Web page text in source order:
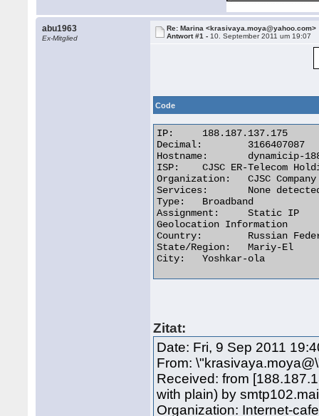
abu1963
Ex-Mitglied
Re: Marina <krasivaya.moya@yahoo.com>
Antwort #1 - 10. September 2011 um 19:07
Code
IP:	188.187.137.175
Decimal:	3166407087
Hostname:	dynamicip-188-187-137-175.pppoe.yola.ertelecom.ru
ISP:	CJSC ER-Telecom Holding
Organization:	CJSC Company ER-Telecom Yoshkar-Ola
Services:	None detected
Type:	Broadband
Assignment:	Static IP
Geolocation Information
Country:	Russian Federation ru flag
State/Region:	Mariy-El
City:	Yoshkar-ola
Zitat:
Date: Fri, 9 Sep 2011
From:
Received: from
with plain) by
Organization: Internet-cafe